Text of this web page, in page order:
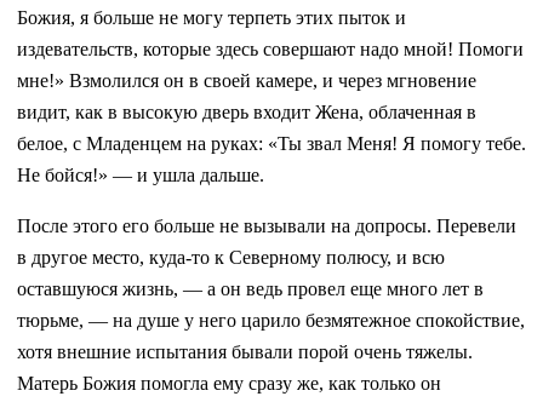
Божия, я больше не могу терпеть этих пыток и
издевательств, которые здесь совершают надо мной! Помоги
мне!» Взмолился он в своей камере, и через мгновение
видит, как в высокую дверь входит Жена, облаченная в
белое, с Младенцем на руках: «Ты звал Меня! Я помогу тебе.
Не бойся!» — и ушла дальше.
После этого его больше не вызывали на допросы. Перевели
в другое место, куда-то к Северному полюсу, и всю
оставшуюся жизнь, — а он ведь провел еще много лет в
тюрьме, — на душе у него царило безмятежное спокойствие,
хотя внешние испытания бывали порой очень тяжелы.
Матерь Божия помогла ему сразу же, как только он